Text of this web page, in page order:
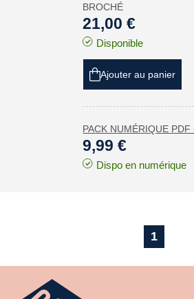
BROCHÉ
21,00 €
Disponible
Ajouter au panier
PACK NUMÉRIQUE PDF
9,99 €
Dispo en numérique
1